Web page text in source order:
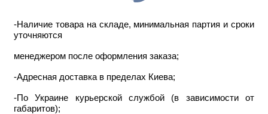
-Наличие товара на складе, минимальная партия и сроки
уточняются
менеджером после оформления заказа;
-Адресная доставка в пределах Киева;
-По Украине курьерской службой (в зависимости от
габаритов);